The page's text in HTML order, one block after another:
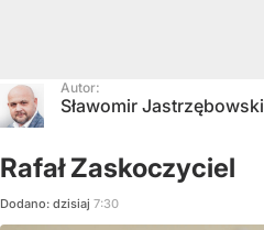
Autor:
Sławomir Jastrzębowski
Rafał Zaskoczyciel
Dodano: dzisiaj 7:30